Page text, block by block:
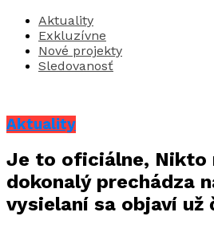
Aktuality
Exkluzívne
Nové projekty
Sledovanosť
Aktuality
Je to oficiálne, Nikto
dokonalý prechádza
vysielaní sa objaví už